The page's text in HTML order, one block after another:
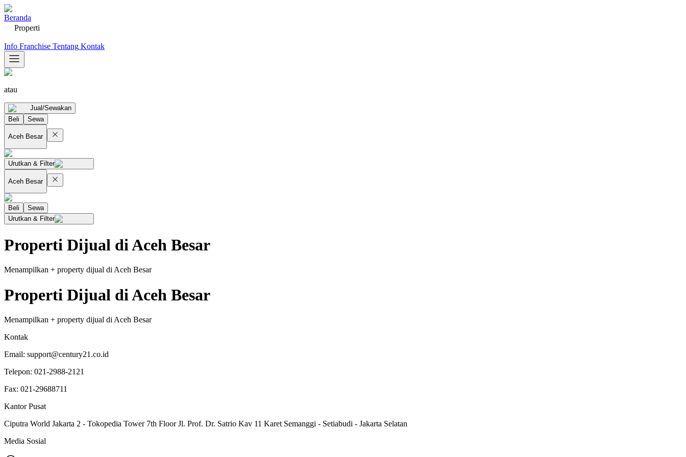
Beranda
Properti
Info Franchise Tentang Kontak
atau
Jual/Sewakan
Beli
Sewa
Aceh Besar
Urutkan & Filter
Aceh Besar
Beli
Sewa
Urutkan & Filter
Properti Dijual diAceh Besar
Menampilkan + property dijual di Aceh Besar
Properti Dijual diAceh Besar
Menampilkan + property dijual di Aceh Besar
Kontak
Email: support@century21.co.id
Telepon: 021-2988-2121
Fax: 021-29688711
Kantor Pusat
Ciputra World Jakarta 2 - Tokopedia Tower 7th Floor Jl. Prof. Dr. Satrio Kav 11 Karet Semanggi - Setiabudi - Jakarta Selatan
Media Sosial